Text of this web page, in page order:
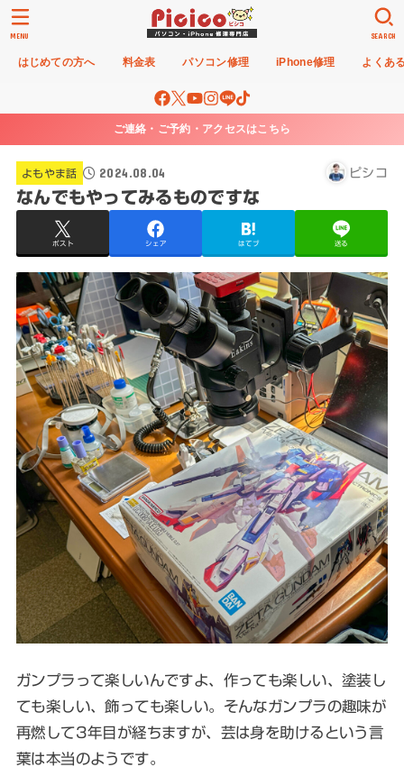
はじめての方へ 料金表 パソコン修理 iPhone修理 よくあ
SEARCH
MENU
ご連絡・ご予約・アクセスはこちら
よもやま話 2024.08.04 ピシコ
なんでもやってみるものですな
ポスト シェア はてブ 送る
ガンプラって楽しいんですよ、作っても楽しい、塗装し
ても楽しい、飾っても楽しい。そんなガンプラの趣味が
再燃して3年目が経ちますが、芸は身を助けるという言
葉は本当のようです。